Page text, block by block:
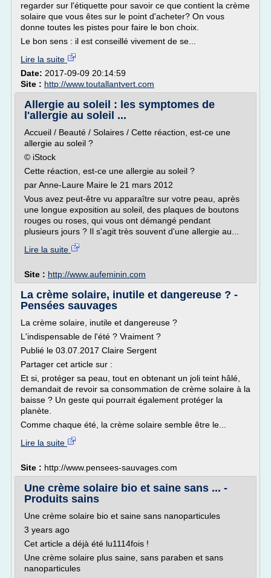
regarder sur l'étiquette pour savoir ce que contient la crème
solaire que vous êtes sur le point d'acheter? On vous
donne toutes les pistes pour faire le bon choix.
Le bon sens : il est conseillé vivement de se...
Lire la suite
Date: 2017-09-09 20:14:59
Site : http://www.toutallantvert.com
Allergie au soleil : les symptomes de
l'allergie au soleil ...
Accueil / Beauté / Solaires / Cette réaction, est-ce une
allergie au soleil ?
© iStock
Cette réaction, est-ce une allergie au soleil ?
par Anne-Laure Maire le 21 mars 2012
Vous avez peut-être vu apparaître sur votre peau, après
une longue exposition au soleil, des plaques de boutons
rouges ou roses, qui vous ont démangé pendant
plusieurs jours ? Il s'agit très souvent d'une allergie au...
Lire la suite
Site : http://www.aufeminin.com
La crème solaire, inutile et dangereuse ? -
Pensées sauvages
La crème solaire, inutile et dangereuse ?
L'indispensable de l'été ? Vraiment ?
Publié le 03.07.2017 Claire Sergent
Partager cet article sur :
Et si, protéger sa peau, tout en obtenant un joli teint hâlé,
demandait de revoir sa consommation de crème solaire à la
baisse ? Un geste qui pourrait également protéger la
planète.
Comme chaque été, la crème solaire semble être le...
Lire la suite
Site : http://www.pensees-sauvages.com
Une crème solaire bio et saine sans ... -
Produits sains
Une crème solaire bio et saine sans nanoparticules
3 years ago
Cet article a déjà été lu1114fois !
Une crème solaire plus saine, sans paraben et sans
nanoparticules